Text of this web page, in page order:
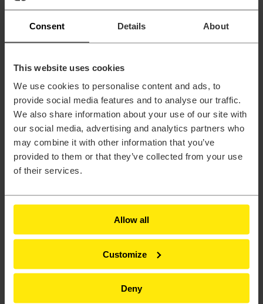
Consent Details About
This website uses cookies
We use cookies to personalise content and ads, to
provide social media features and to analyse our traffic.
We also share information about your use of our site with
our social media, advertising and analytics partners who
may combine it with other information that you’ve
provided to them or that they’ve collected from your use
of their services.
Allow all
Customize
Deny
Activate®
AcuSolve™
EDEM™
Feko®
Flux®
FluxMotor®
HyperLife®
HyperMesh®
HyperStudy®
HyperView®
Inspire™
Inspire™ Cast
Inspire™ Extrude Metal
Inspire™ Form
MotionSolve®
Multiscale Designer®
PollEx™
SimLab®